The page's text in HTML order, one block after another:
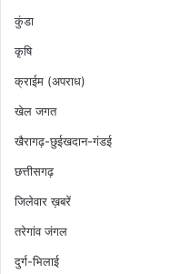
कुंडा
कृषि
क्राईम (अपराध)
खेल जगत
खैरागढ़-छुईखदान-गंडई
छत्तीसगढ़
जिलेवार ख़बरें
तरेगांव जंगल
दुर्ग-भिलाई